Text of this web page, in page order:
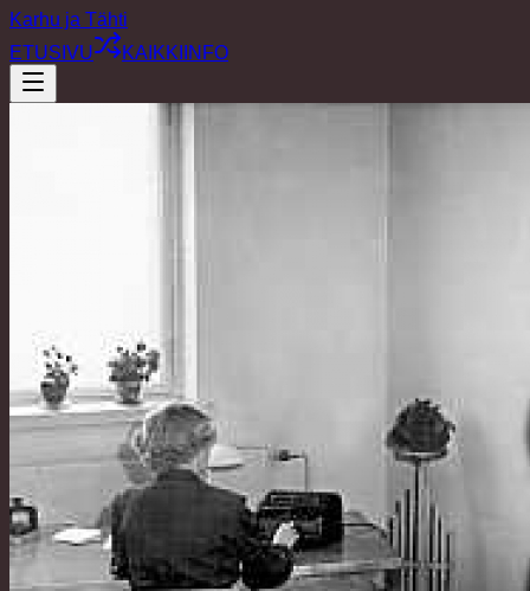
Karhu ja Tähti
ETUSIVU
KAIKKI INFO